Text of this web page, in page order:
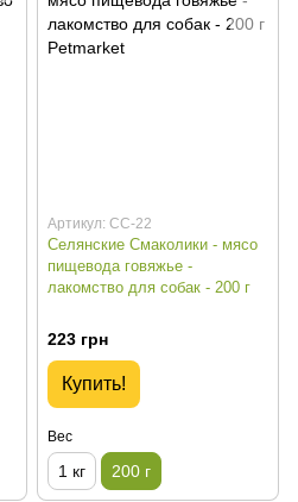
Артикул: СС-22
Селянские Смаколики - мясо
пищевода говяжье -
лакомство для собак - 200 г
223 грн
Купить!
Вес
1 кг 200 г